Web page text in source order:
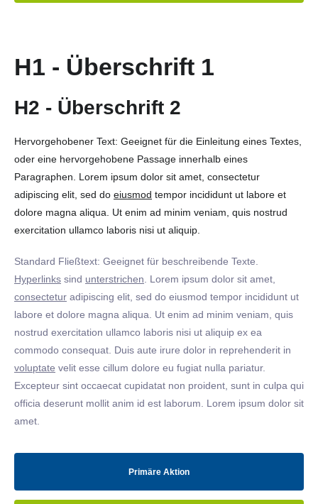
H1 - Überschrift 1
H2 - Überschrift 2
Hervorgehobener Text: Geeignet für die Einleitung eines Textes,
oder eine hervorgehobene Passage innerhalb eines
Paragraphen. Lorem ipsum dolor sit amet, consectetur
adipiscing elit, sed do eiusmod tempor incididunt ut labore et
dolore magna aliqua. Ut enim ad minim veniam, quis nostrud
exercitation ullamco laboris nisi ut aliquip.
Standard Fließtext: Geeignet für beschreibende Texte.
Hyperlinks sind unterstrichen . Lorem ipsum dolor sit amet,
consectetur adipiscing elit, sed do eiusmod tempor incididunt ut
labore et dolore magna aliqua. Ut enim ad minim veniam, quis
nostrud exercitation ullamco laboris nisi ut aliquip ex ea
commodo consequat. Duis aute irure dolor in reprehenderit in
voluptate velit esse cillum dolore eu fugiat nulla pariatur.
Excepteur sint occaecat cupidatat non proident, sunt in culpa qui
officia deserunt mollit anim id est laborum. Lorem ipsum dolor sit
amet.
Primäre Aktion